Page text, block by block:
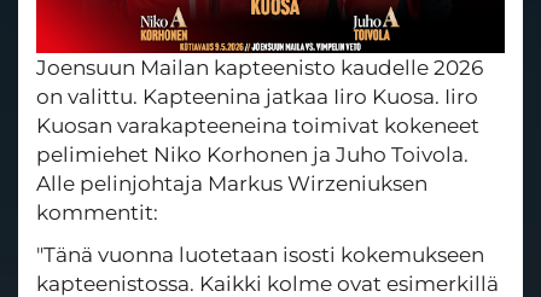
Joensuun Mailan kapteenisto kaudelle 2026
on valittu. Kapteenina jatkaa Iiro Kuosa. Iiro
Kuosan varakapteeneina toimivat kokeneet
pelimiehet Niko Korhonen ja Juho Toivola.
Alle pelinjohtaja Markus Wirzeniuksen
kommentit:
"Tänä vuonna luotetaan isosti kokemukseen
kapteenistossa. Kaikki kolme ovat esimerkillä